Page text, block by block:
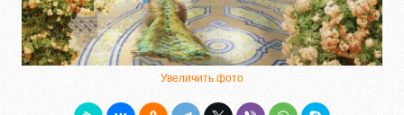
Увеличить фото